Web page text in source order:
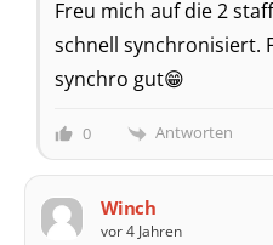
Freu mich auf die 2
schnell synchronisiert.
synchro gut😁
0 Antworten
Winch
vor 4 Jahren